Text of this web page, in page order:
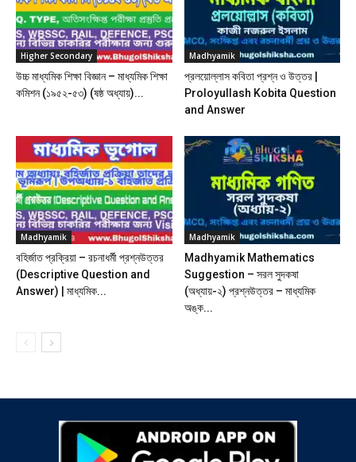
Higher Secondary
উচ্চ মাধ্যমিক শিক্ষা বিজ্ঞান – মাধ্যমিক শিক্ষা
কমিশন (১৯৫২-৫৩) (ষষ্ঠ অধ্যায়)...
Madhyamik
প্রলয়োল্লাস কবিতা প্রশ্ন ও উত্তর |
Proloyullash Kobita Question
and Answer
Madhyamik
বহির্জাত প্রক্রিয়া – রচনাধর্মী প্রশ্নউত্তর
(Descriptive Question and
Answer) | মাধ্যমিক...
Madhyamik
Madhyamik Mathematics
Suggestion – সরল সুদকষা
(অধ্যায়-২) প্রশ্নউত্তর – মাধ্যমিক
অঙ্ক...